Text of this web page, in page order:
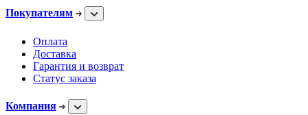
Покупателям
Оплата
Доставка
Гарантия и возврат
Статус заказа
Компания